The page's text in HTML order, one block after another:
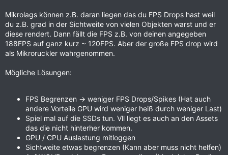
Mikrolags können z.B. daran liegen das du FPS Drops hast weil
du z.B. grad in der Sichtweite von vielen Objekten warst und er
diese rendert. Dann fällt die FPS z.B. von deinen angegeben
188FPS auf ganz kurz ~ 120FPS. Aber der große FPS drop wird
als Mikroruckler wahrgenommen.
Mögliche Lösungen:
FPS Begrenzen -> weniger FPS Drops/Spikes (Hat auch
andere Vorteile GPU wird weniger heiß durch weniger Last)
Spiel mal auf die SSDs tun. Vll liegt es auch an den Assets
das die nicht hinterher kommen.
GPU / CPU Auslastung mitloggen
Sichtweite etwas begrenzen (Kann aber muss nicht helfen)